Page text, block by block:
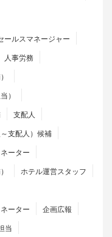
ールスマネージャー
人事労務
）
支配人
支配人）候補
ーター
ホテル運営スタッフ
ーター
企画広報
当